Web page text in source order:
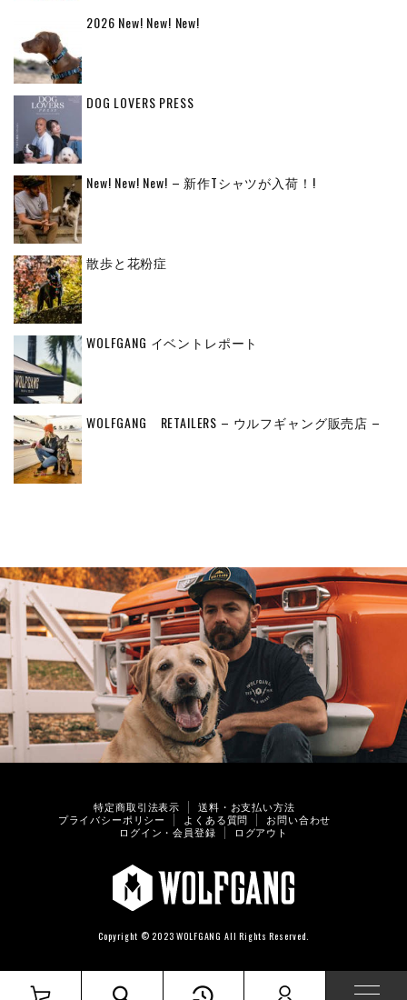
2026 New! New! New!
DOG LOVERS PRESS
New! New! New! – 新作Tシャツが入荷！!
散歩と花粉症
WOLFGANG イベントレポート
WOLFGANG RETAILERS – ウルフギャング販売店 –
特定商取引法表示
送料・お支払い方法
プライバシーポリシー
よくある質問
お問い合わせ
ログイン・会員登録
ログアウト
Copyright © 2023 WOLFGANG All Rights Reserved.